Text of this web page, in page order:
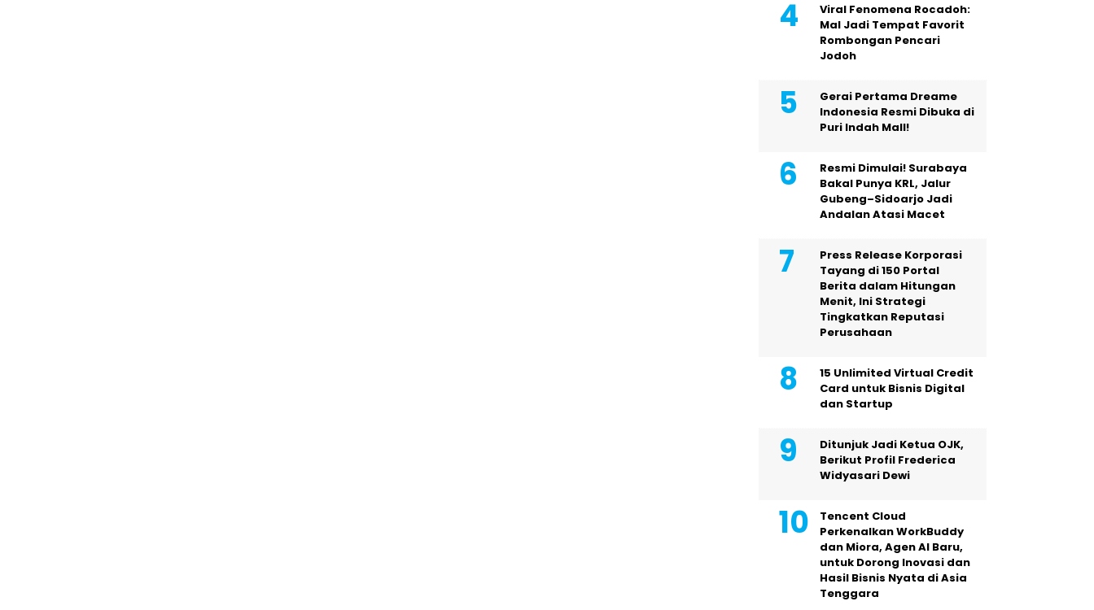
Viral Fenomena Rocadoh:
Mal Jadi Tempat Favorit
Rombongan Pencari
Jodoh
Gerai Pertama Dreame
Indonesia Resmi Dibuka di
Puri Indah Mall!
Resmi Dimulai! Surabaya
Bakal Punya KRL, Jalur
Gubeng–Sidoarjo Jadi
Andalan Atasi Macet
Press Release Korporasi
Tayang di 150 Portal
Berita dalam Hitungan
Menit, Ini Strategi
Tingkatkan Reputasi
Perusahaan
15 Unlimited Virtual Credit
Card untuk Bisnis Digital
dan Startup
Ditunjuk Jadi Ketua OJK,
Berikut Profil Frederica
Widyasari Dewi
Tencent Cloud
Perkenalkan WorkBuddy
dan Miora, Agen AI Baru,
untuk Dorong Inovasi dan
Hasil Bisnis Nyata di Asia
Tenggara